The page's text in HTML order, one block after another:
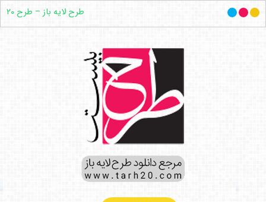
طرح لایه باز – طرح ۲۰